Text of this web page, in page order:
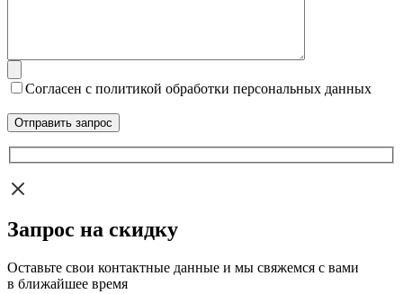
Согласен с политикой обработки персональных данных
Запрос на скидку
Оставьте свои контактные данные и мы свяжемся с вами
в ближайшее время